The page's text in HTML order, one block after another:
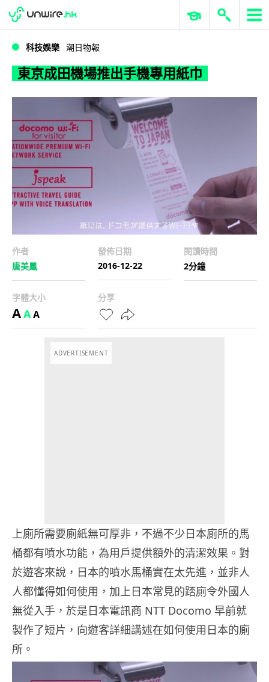
東京成田機場推出手機專用紙巾
WWDC 2026 ERP 與商業 AI
科技娛樂 潮日物報
東京成田機場推出手機專用紙巾
作者
唐美鳳
發佈日期
2016-12-22
閱讀時間
2分鐘
字體大小
AAA
分享
ADVERTISEMENT
上廁所需要廁紙無可厚非，不過不少日本廁所的馬
桶都有噴水功能，為用戶提供額外的清潔效果。對
於遊客來說，日本的噴水馬桶實在太先進，並非人
人都懂得如何使用，加上日本常見的踎廁令外國人
無從入手，於是日本電訊商 NTT Docomo 早前就
製作了短片，向遊客詳細講述在如何使用日本的廁
所。